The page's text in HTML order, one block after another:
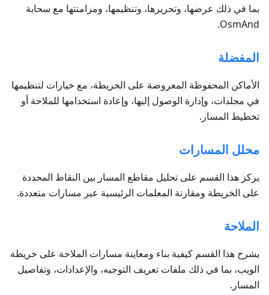
بما في ذلك عرضها، وتحريرها، وتنظيمها، ومزامنتها مع سحابة
OsmAnd.
المفضلة
الأماكن المحفوظة المعروضة على الخريطة، مع خيارات لتنظيمها
في مجلدات، وإدارة الوصول إليها، وإعادة استخدامها للملاحة أو
تخطيط المسار.
محلل المسارات
يركز هذا القسم على تحليل مقاطع المسار بين النقاط المحددة
على الخريطة ومقارنة المعلمات الرئيسية عبر مسارات متعددة.
الملاحة
يشرح هذا القسم كيفية بناء ومعاينة مسارات الملاحة على خريطة
الويب، بما في ذلك ملفات تعريف التوجيه، والإعدادات، وتفاصيل
المسار.